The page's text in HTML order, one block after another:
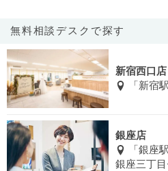
無料相談デスクで探す
新宿西口店
「新宿
銀座店
「銀座
銀座三丁